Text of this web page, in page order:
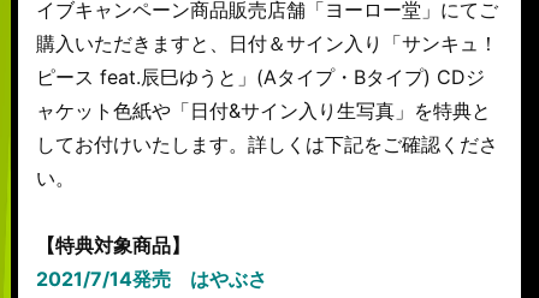
イブキャンペーン商品販売店舗「ヨーロー堂」にてご
購入いただきますと、日付＆サイン入り「サンキュ！
ピース feat.辰巳ゆうと」(Aタイプ・Bタイプ) CDジ
ャケット色紙や「日付&サイン入り生写真」を特典と
してお付けいたします。詳しくは下記をご確認くださ
い。
【特典対象商品】
2021/7/14発売 はやぶさ